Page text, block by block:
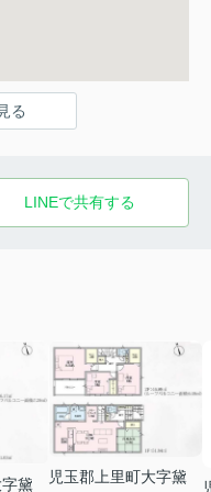
る
LINEで共有する
黛
児玉郡上里町大字黛